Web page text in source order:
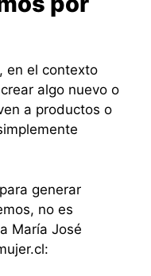
en el contexto
algo nuevo o
a productos o
generar
no es
María José